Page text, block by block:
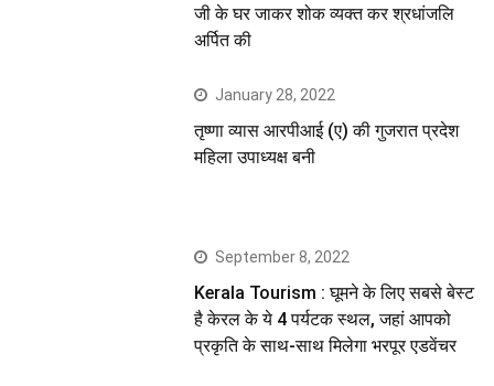
जी के घर जाकर शोक व्यक्त कर श्रधांजलि
अर्पित की
January 28, 2022
तृष्णा व्यास आरपीआई (ए) की गुजरात प्रदेश
महिला उपाध्यक्ष बनी
September 8, 2022
Kerala Tourism : घूमने के लिए सबसे बेस्ट
है केरल के ये 4 पर्यटक स्थल, जहां आपको
प्रकृति के साथ-साथ मिलेगा भरपूर एडवेंचर